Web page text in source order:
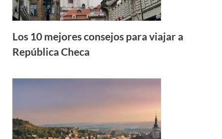
Los 10 mejores consejos para viajar a
República Checa